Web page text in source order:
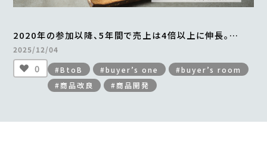
2020年の参加以降、5年間で売上は4倍以上に伸長。
年間最大2万食を販売。
「贅沢桜えびかき揚げ」の成功ストーリー
＜from buyer’s room＞
2025/12/04
0 #BtoB #buyer’s one
#buyer’s room
#商品改良
#商品開発